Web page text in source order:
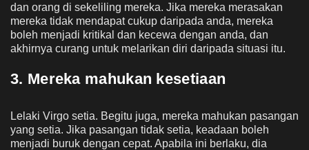
dan orang di sekeliling mereka. Jika mereka merasakan
mereka tidak mendapat cukup daripada anda, mereka
boleh menjadi kritikal dan kecewa dengan anda, dan
akhirnya curang untuk melarikan diri daripada situasi itu.
3. Mereka mahukan kesetiaan
Lelaki Virgo setia. Begitu juga, mereka mahukan pasangan
yang setia. Jika pasangan tidak setia, keadaan boleh
menjadi buruk dengan cepat. Apabila ini berlaku, dia